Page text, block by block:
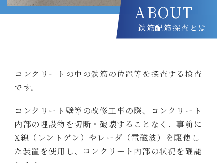
ABOUT
鉄筋配筋探査とは
コンクリートの中の鉄筋の位置等を探査する検査
です。
コンクリート壁等の改修工事の際、コンクリート
内部の埋設物を切断・破壊することなく、事前に
X線（レントゲン）やレーダ（電磁波）を駆使し
た装置を使用し、コンクリート内部の状況を確認